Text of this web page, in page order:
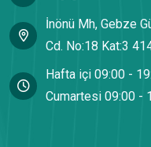
İnönü Mh, Gebze
Cd. No:18 Kat:3
Hafta içi 09:00 -
Cumartesi 09:00 -